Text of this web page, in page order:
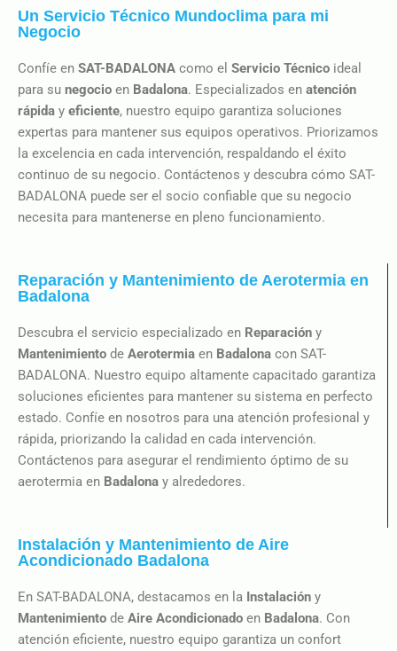
Un Servicio Técnico Mundoclima para mi
Negocio
Confíe en SAT-BADALONA como el Servicio Técnico ideal
para su negocio en Badalona. Especializados en atención
rápida y eficiente, nuestro equipo garantiza soluciones
expertas para mantener sus equipos operativos. Priorizamos
la excelencia en cada intervención, respaldando el éxito
continuo de su negocio. Contáctenos y descubra cómo SAT-
BADALONA puede ser el socio confiable que su negocio
necesita para mantenerse en pleno funcionamiento.
Reparación y Mantenimiento de Aerotermia en
Badalona
Descubra el servicio especializado en Reparación y
Mantenimiento de Aerotermia en Badalona con SAT-
BADALONA. Nuestro equipo altamente capacitado garantiza
soluciones eficientes para mantener su sistema en perfecto
estado. Confíe en nosotros para una atención profesional y
rápida, priorizando la calidad en cada intervención.
Contáctenos para asegurar el rendimiento óptimo de su
aerotermia en Badalona y alrededores.
Instalación y Mantenimiento de Aire
Acondicionado Badalona
En SAT-BADALONA, destacamos en la Instalación y
Mantenimiento de Aire Acondicionado en Badalona. Con
atención eficiente, nuestro equipo garantiza un confort